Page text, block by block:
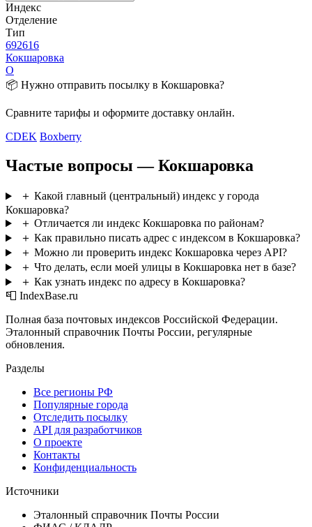
Индекс
Отделение
Тип
692616
Кокшаровка
О
📦 Нужно отправить посылку в Кокшаровка?
Сравните тарифы и оформите доставку онлайн.
CDEK Boxberry
Частые вопросы — Кокшаровка
＋ Какой главный (центральный) индекс у города
Кокшаровка?
＋ Отличается ли индекс Кокшаровка по районам?
＋ Как правильно писать адрес с индексом в Кокшаровка?
＋ Можно ли проверить индекс Кокшаровка через API?
＋ Что делать, если моей улицы в Кокшаровка нет в базе?
＋ Как узнать индекс по адресу в Кокшаровка?
📮 IndexBase.ru
Полная база почтовых индексов Российской Федерации.
Эталонный справочник Почты России, регулярные
обновления.
Разделы
Все регионы РФ
Популярные города
Отследить посылку
API для разработчиков
О проекте
Контакты
Конфиденциальность
Источники
Эталонный справочник Почты России